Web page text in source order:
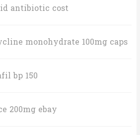
antibiotic cost
monohydrate 100mg caps
bp 150
200mg ebay